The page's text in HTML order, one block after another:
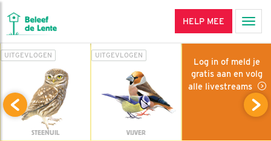
HELP MEE
UITGEVLOGEN
STEENUIL
UITGEVLOGEN
VIJVER
Log in of meld je
gratis aan en volg
alle livestreams